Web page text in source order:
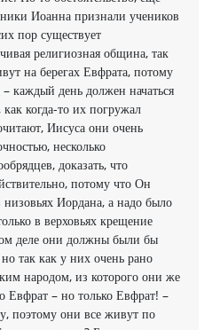
Иоанна признали учеников
пор существует
религиозная община, так
на берегах Евфрата, потому
каждый день должен начаться
когда-то их погружал
Иисуса они очень
несколько
доказать, что
потому что Он
Иордана, а надо было
в верховьях крещение
деле они должны были бы
так как у них очень рано
народом, из которого они же
– но только Евфрат! –
поэтому они все живут по